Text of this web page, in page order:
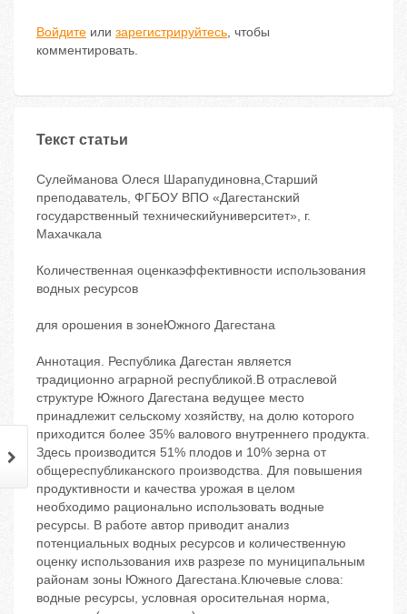
Войдите или зарегистрируйтесь, чтобы
комментировать.
Текст статьи
Сулейманова Олеся Шарапудиновна,Старший
преподаватель, ФГБОУ ВПО «Дагестанский
государственный техническийуниверситет», г.
Махачкала
Количественная оценкаэффективности использования
водных ресурсов
для орошения в зонеЮжного Дагестана
Аннотация. Республика Дагестан является
традиционно аграрной республикой.В отраслевой
структуре Южного Дагестана ведущее место
принадлежит сельскому хозяйству, на долю которого
приходится более 35% валового внутреннего продукта.
Здесь производится 51% плодов и 10% зерна от
общереспубликанского производства. Для повышения
продуктивности и качества урожая в целом
необходимо рационально использовать водные
ресурсы. В работе автор приводит анализ
потенциальных водных ресурсов и количественную
оценку использования ихв разрезе по муниципальным
районам зоны Южного Дагестана.Ключевые слова:
водные ресурсы, условная оросительная норма,